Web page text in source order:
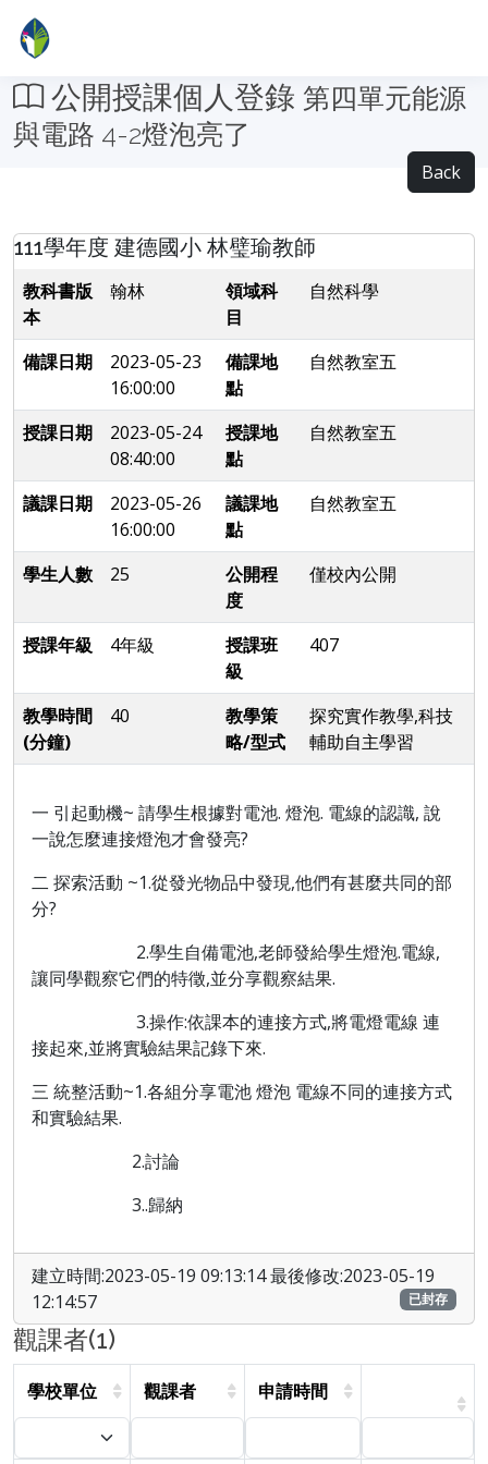
公開授課個人登錄 第四單元能源
與電路 4-2燈泡亮了
Back
111學年度 建德國小 林璧瑜教師
教科書版
本
翰林
領域科
目
自然科學
備課日期
2023-05-23
16:00:00
備課地
點
自然教室五
授課日期
2023-05-24
08:40:00
授課地
點
自然教室五
議課日期
2023-05-26
16:00:00
議課地
點
自然教室五
學生人數 25
公開程
度
僅校內公開
授課年級 4年級
授課班
級
407
教學時間
(分鐘)
40
教學策
略/型式
探究實作教學,科技
輔助自主學習
一 引起動機~ 請學生根據對電池. 燈泡. 電線的認識, 說
一說怎麼連接燈泡才會發亮?
二 探索活動 ~1.從發光物品中發現,他們有甚麼共同的部
分?
2.學生自備電池,老師發給學生燈泡.電線,
讓同學觀察它們的特徵,並分享觀察結果.
3.操作:依課本的連接方式,將電燈電線 連
接起來,並將實驗結果記錄下來.
三 統整活動~1.各組分享電池 燈泡 電線不同的連接方式
和實驗結果.
2.討論
3..歸納
建立時間:2023-05-19 09:13:14 最後修改:2023-05-19
12:14:57
已封存
觀課者(1)
學校單位 觀課者 申請時間